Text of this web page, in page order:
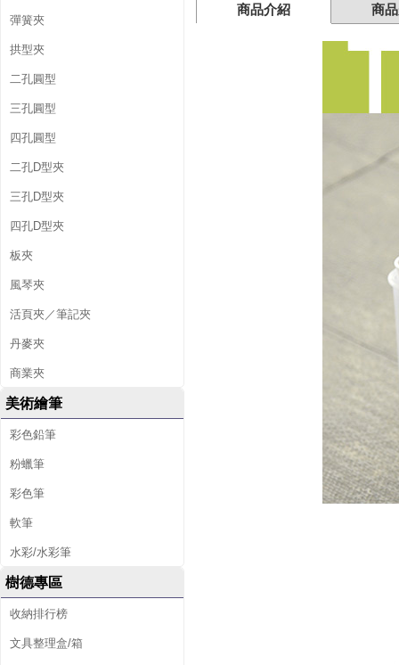
彈簧夾
拱型夾
二孔圓型
三孔圓型
四孔圓型
二孔D型夾
三孔D型夾
四孔D型夾
板夾
風琴夾
活頁夾／筆記夾
丹麥夾
商業夾
美術繪筆
彩色鉛筆
粉蠟筆
彩色筆
軟筆
水彩/水彩筆
樹德專區
收納排行榜
文具整理盒/箱
商品介紹 商